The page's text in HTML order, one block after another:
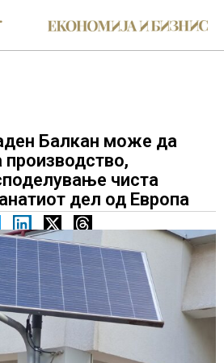
Балкан може да
производство,
чиста
дел од Европа